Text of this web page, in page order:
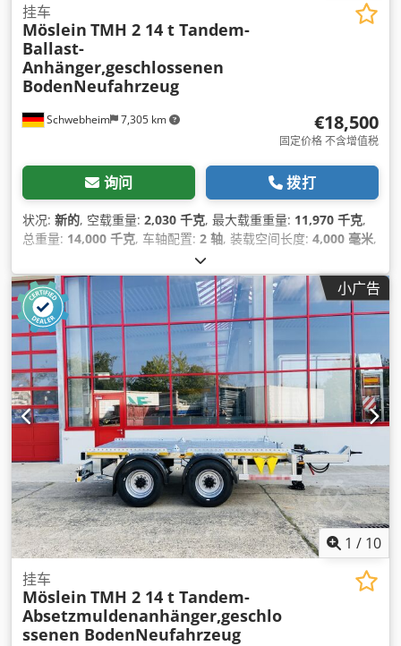
Schwebheim 7,305 km
挂车
Möslein TMH 2 14 t Tandem-
Ballast-
Anhänger,geschlossenen
BodenNeufahrzeug
€18,500
固定价格 不含增值税
询问 拨打
状况: 新的, 空载重量: 2,030 千克, 最大载重重量: 11,970 千克,
总重量: 14,000 千克, 车轴配置: 2 轴, 装载空间长度: 4,000 毫米,
, 悬挂系统:
R19,5, 颜色:其他, 齿轮类型:其他, 前轮轮胎规格:285 /70
R19,5, 后轮轮胎尺寸: 285 /70 R19,5, 驾驶室:其他
, 排放等级:
无, 燃料: 生物柴油 , 设备:压缩空气制动器, 防抱死制动系统
(ABS),
小广告
1 / 10
挂车
Möslein TMH 2 14 t Tandem-
Absetzmuldenanhänger,geschlo
ssenen BodenNeufahrzeug